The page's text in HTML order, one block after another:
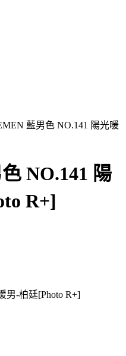
藍男色 NO.141 陽光暖
NO.141 陽
R+]
男-柏廷[Photo R+]